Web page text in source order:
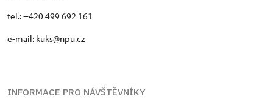
tel.: +420 499 692 161
e-mail: kuks@npu.cz
INFORMACE PRO NÁVŠTĚVNÍKY